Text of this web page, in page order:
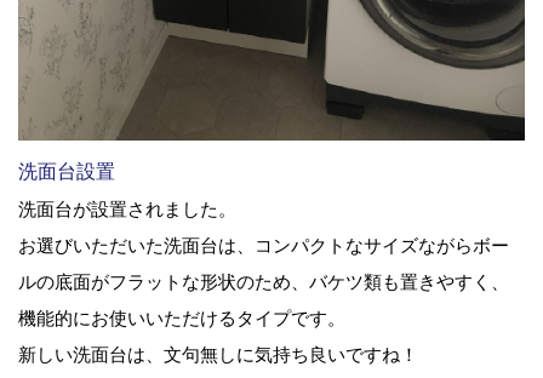
洗面台設置
洗面台が設置されました。
お選びいただいた洗面台は、コンパクトなサイズながらボー
ルの底面がフラットな形状のため、バケツ類も置きやすく、
機能的にお使いいただけるタイプです。
新しい洗面台は、文句無しに気持ち良いですね！